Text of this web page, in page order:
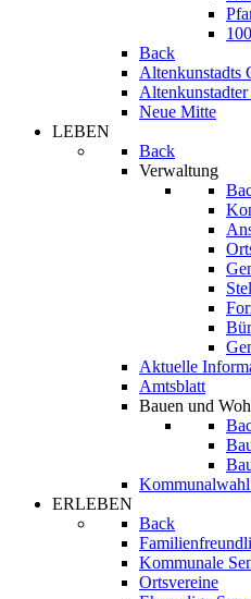
Back
Altenkunstadts
Altenkunstadter
Neue Mitte
LEBEN
Back
Verwaltung
Aktuelle
Amtsblatt
Bauen und
ERLEBEN
Back
Kommunale
Ortsvereine